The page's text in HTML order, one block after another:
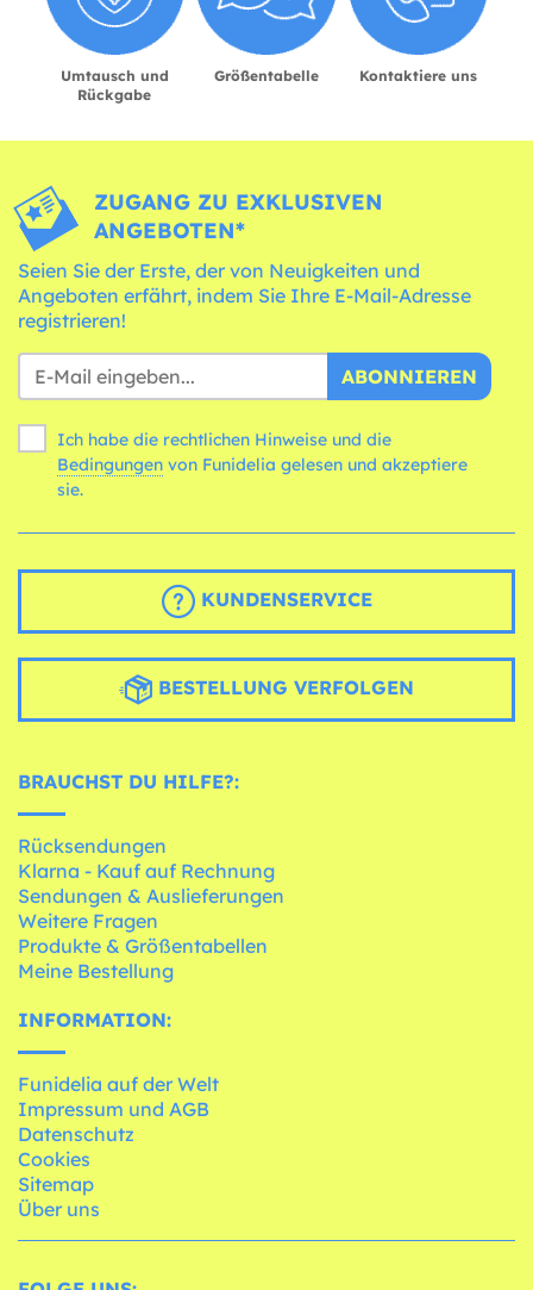
Umtausch und
Rückgabe
Größentabelle Kontaktiere uns
ZUGANG ZU EXKLUSIVEN
ANGEBOTEN*
Seien Sie der Erste, der von Neuigkeiten und
Angeboten erfährt, indem Sie Ihre E-Mail-Adresse
registrieren!
ABONNIEREN
Ich habe die rechtlichen Hinweise und die
Bedingungen
sie.
KUNDENSERVICE
BESTELLUNG VERFOLGEN
BRAUCHST DU HILFE?:
Rücksendungen
Klarna - Kauf auf Rechnung
Sendungen & Auslieferungen
Weitere Fragen
Produkte & Größentabellen
Meine Bestellung
INFORMATION:
Funidelia auf der Welt
Impressum und AGB
Datenschutz
Cookies
Sitemap
Über uns